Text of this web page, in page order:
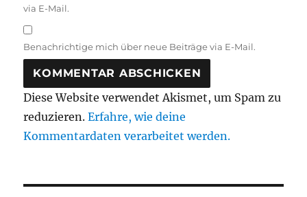
via E-Mail.
Benachrichtige mich über neue Beiträge via E-Mail.
Diese Website verwendet Akismet, um Spam zu
reduzieren.Erfahre, wie deine
Kommentardaten verarbeitet werden.